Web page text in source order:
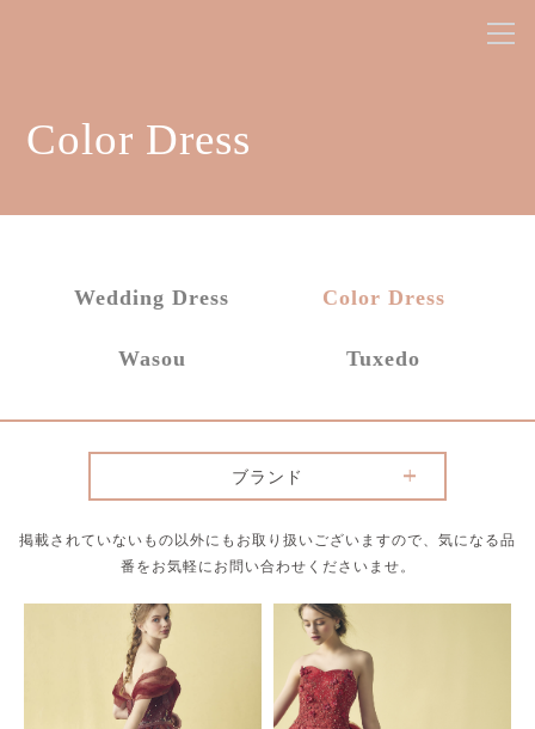
Color Dress
Wedding Dress Color Dress
Wasou Tuxedo
ブランド
ISAMU MORITA
KIYOKO HATA
KIYOKO HATA × marry
Lulu felice
掲載されていないもの以外にもお取り扱いございますので、気になる品
番をお気軽にお問い合わせくださいませ。